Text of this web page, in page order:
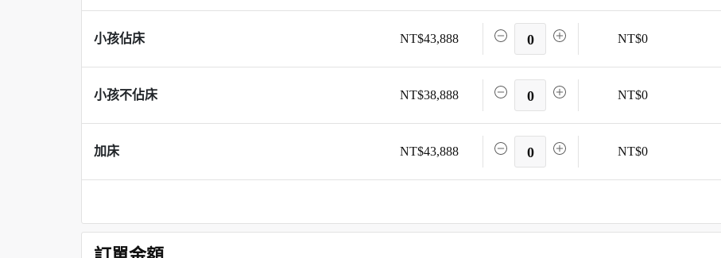
小孩佔床 NT$43,888 0 NT$0
小孩不佔床 NT$38,888 0 NT$0
加床 NT$43,888 0 NT$0